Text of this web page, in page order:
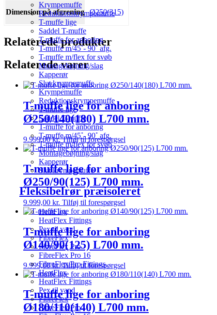
Krympemuffe
Reduktionskrympemuffe
T-muffe lige
Saddel T-muffe
T-muffe for anboring
T-muffe m/45˚- 90˚ afg.
T-muffe m/flex for svøb
Montagebøjning/slag
Kapperør
Slut krympemuffe
Krympemuffe
Reduktionskrympemuffe
T-muffe lige
Saddel T-muffe
T-muffe for anboring
T-muffe m/45˚- 90˚ afg.
T-muffe m/flex for svøb
Montagebøjning/slag
Kapperør
Slut krympemuffe
Fleksibelrør præisoleret
HeatFlex
HeatFlex Fittings
Pex til vand
FibreFlex
FibreFlex Pro
FibreFlex Pro 16
FibreFlex/Pro Fittings
HeatFlex
HeatFlex Fittings
Pex til vand
FibreFlex
FibreFlex Pro
Dimension på afgrening Ø250(315)
Relaterede produkter
Relaterede varer
T-muffe lige for anboring
Ø250/140(180) L700 mm.
9.999,00kr. Tilføj til forespørgsel
T-muffe lige for anboring
Ø250/90(125) L700 mm.
9.999,00 kr. Tilføj til forespørgsel
T-muffe lige for anboring
Ø140/90(125) L700 mm.
9.999,00kr. Tilføj til forespørgsel
T-muffe lige for anboring
Ø180/110(140) L700 mm.